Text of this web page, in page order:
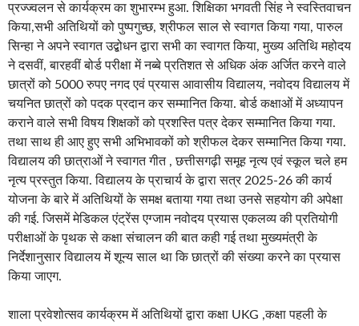
प्रज्ज्वलन से कार्यक्रम का शुभारम्भ हुआ. शिक्षिका भगवती सिंह ने स्वस्तिवाचन
किया,सभी अतिथियों को पुष्पगुच्छ, श्रीफल साल से स्वागत किया गया, पारुल
सिन्हा ने अपने स्वागत उद्बोधन द्वारा सभी का स्वागत किया, मुख्य अतिथि महोदय
ने दसवीं, बारहवीं बोर्ड परीक्षा में नब्बे प्रतिशत से अधिक अंक अर्जित करने वाले
छात्रों को 5000 रुपए नगद एवं प्रयास आवासीय विद्यालय, नवोदय विद्यालय में
चयनित छात्रों को पदक प्रदान कर सम्मानित किया. बोर्ड कक्षाओं में अध्यापन
कराने वाले सभी विषय शिक्षकों को प्रशस्ति पत्र देकर सम्मानित किया गया.
तथा साथ ही आए हुए सभी अभिभावकों को श्रीफल देकर सम्मानित किया गया.
विद्यालय की छात्राओं ने स्वागत गीत , छत्तीसगढ़ी समूह नृत्य एवं स्कूल चले हम
नृत्य प्रस्तुत किया. विद्यालय के प्राचार्य के द्वारा सत्र 2025-26 की कार्य
योजना के बारे में अतिथियों के समक्ष बताया गया तथा उनसे सहयोग की अपेक्षा
की गई. जिसमें मेडिकल एंट्रेंस एग्जाम नवोदय प्रयास एकलव्य की प्रतियोगी
परीक्षाओं के पृथक से कक्षा संचालन की बात कही गई तथा मुख्यमंत्री के
निर्देशानुसार विद्यालय में शून्य साल था कि छात्रों की संख्या करने का प्रयास
किया जाएग.
शाला प्रवेशोत्सव कार्यक्रम में अतिथियों द्वारा कक्षा UKG ,कक्षा पहली के